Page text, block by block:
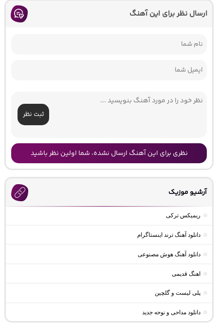
ارسال نظر برای این آهنگ
ثبت نظر
نظری برای این آهنگ ارسال نشده، شما اولین نظر باشید
آرشیو موزیک
ریمیکس ترکی
دانلود آهنگ ترند اینستاگرام
دانلود آهنگ هوش مصنوعی
اهنگ قدیمی
پلی لیست و گلچین
دانلود مداحی و نوحه جدید